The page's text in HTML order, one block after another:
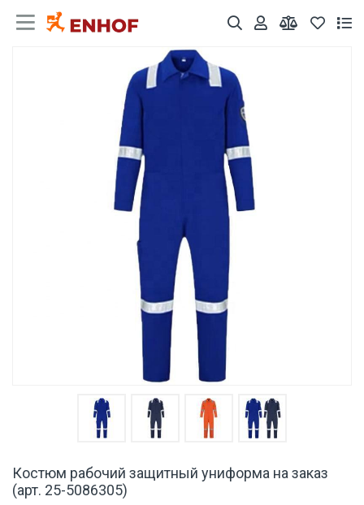
Костюм рабочий защитный униформа на заказ
(арт. 25-5086305)